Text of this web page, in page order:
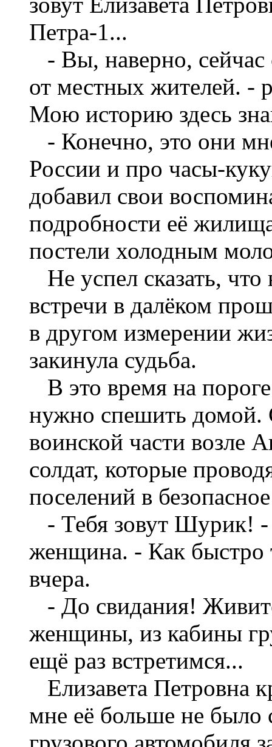
Петра-1...
- Вы, наверно,
от местных жителей. -
Мою историю здесь
- Конечно, это они
России и про часы-
добавил свои
подробности её
постели холодным
Не успел сказать,
встречи в далёком
в другом измерении
закинула судьба.
В это время на
нужно спешить домой.
воинской части возле
солдат, которые
поселений в
- Тебя зовут Шурик! -
женщина. - Как быстро
вчера.
- До свидания!
женщины, из кабины
ещё раз встретимся...
Елизавета Петровна
мне её больше не было